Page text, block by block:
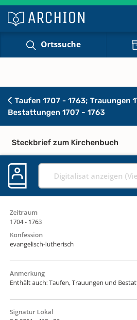
Ortssuche
Taufen 1707 - 1763; Trauungen
Bestattungen 1707 - 1763
Steckbrief zum Kirchenbuch
Digitalisat anzeigen
Zeitraum
1704 - 1763
Konfession
evangelisch-lutherisch
Anmerkung
Enthält auch: Taufen, Trauungen und
Signatur Lokal